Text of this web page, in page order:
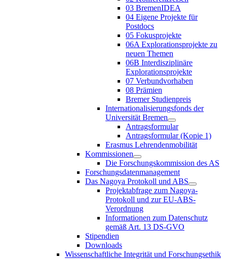
03 BremenIDEA
04 Eigene Projekte für
Postdocs
05 Fokusprojekte
06A Explorationsprojekte zu
neuen Themen
06B Interdisziplinäre
Explorationsprojekte
07 Verbundvorhaben
08 Prämien
Bremer Studienpreis
Internationalisierungsfonds der
Universität Bremen
Antragsformular
Antragsformular (Kopie 1)
Erasmus Lehrendenmobilität
Kommissionen
Die Forschungskommission des AS
Forschungsdatenmanagement
Das Nagoya Protokoll und ABS
Projektabfrage zum Nagoya-
Protokoll und zur EU-ABS-
Verordnung
Informationen zum Datenschutz
gemäß Art. 13 DS-GVO
Stipendien
Downloads
Wissenschaftliche Integrität und Forschungsethik